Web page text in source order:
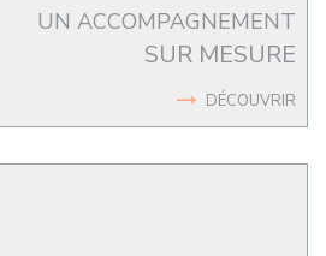
UN ACCOMPAGNEMENT
SUR MESURE
DÉCOUVRIR